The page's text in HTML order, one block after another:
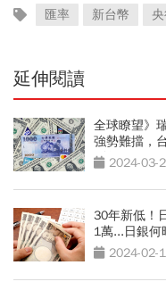
匯率 新台幣
延伸閱讀
全球瞭望》
強勢難擋，
到哪？
2024-03-
30年新低！
1萬...日銀何
2024-02-